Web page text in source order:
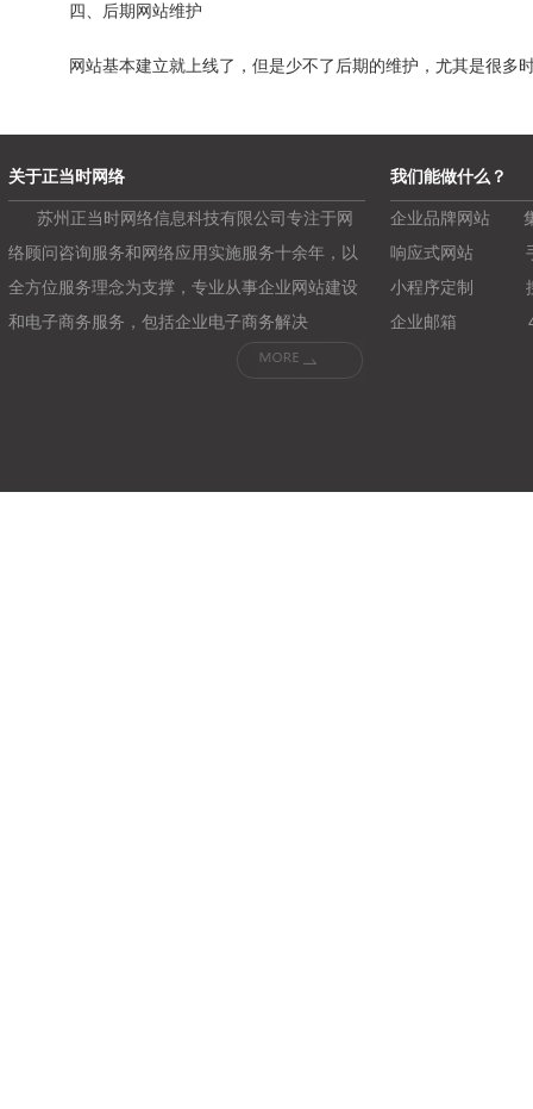
四、后期网站维护
网站基本建立就上线了，但是少不了后期的维护，尤其是很多
关于正当时网络
苏州正当时网络信息科技有限公司专注于网
络顾问咨询服务和网络应用实施服务十余年，以
全方位服务理念为支撑，专业从事企业网站建设
和电子商务服务，包括企业电子商务解决
我们能做什么？
企业品牌网站
响应式网站
小程序定制
企业邮箱